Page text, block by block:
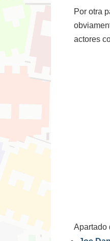
Por otra
actores
Apartado